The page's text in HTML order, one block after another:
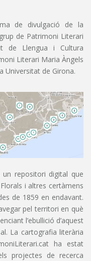
de divulgació de la
de Patrimoni Literari
de Llengua i Cultura
Literari Maria Àngels
Universitat de Girona.
un repositori digital que
i altres certàmens
de 1859 en endavant.
pel territori en què
l’ebullició d’aquest
La cartografia literària
ha estat
projectes de recerca